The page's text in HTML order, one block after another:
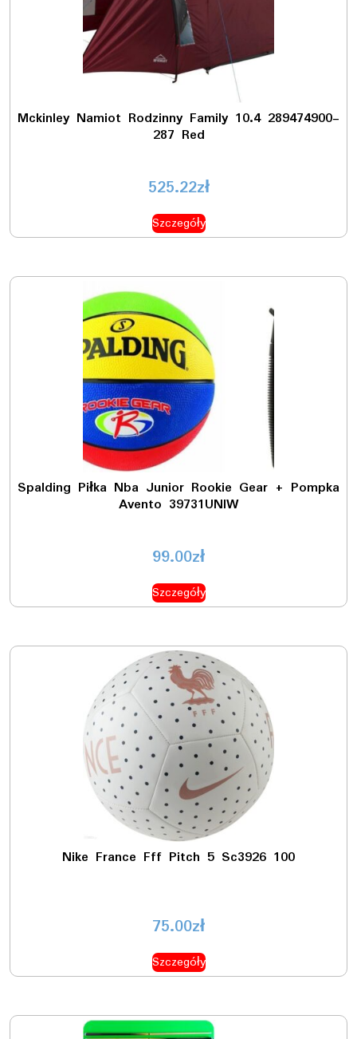
Mckinley Namiot Rodzinny Family 10.4 289474900-
287 Red
525.22zł
Szczegóły
Spalding Piłka Nba Junior Rookie Gear + Pompka
Avento 39731UNIW
99.00zł
Szczegóły
Nike France Fff Pitch 5 Sc3926 100
75.00zł
Szczegóły